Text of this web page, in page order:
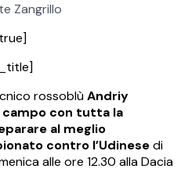
Zangrillo
rossoblùAndriy
campo con tutta la
al meglio
contro l’Udinesedi
alle ore 12.30 alla Dacia